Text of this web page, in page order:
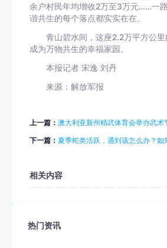
余户村民年均增收2万至3万元……一
谐共生的每个落点都实实在在。
青山碧水间，这座2.2万平方公里
成为万物共生的幸福家园。
本报记者 宋逸 刘丹
来源：解放军报
上一篇： 澳大利亚新州精武体育会举办武
下一篇： 夏季蛇类活跃，遇到该怎么办？如
相关内容
热门资讯